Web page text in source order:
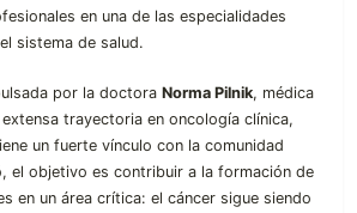
en una de las especialidades
sistema de salud.
por la doctora Norma Pilnik, médica
trayectoria en oncología clínica,
un fuerte vínculo con la comunidad
el objetivo es contribuir a la formación de
en un área crítica: el cáncer sigue siendo